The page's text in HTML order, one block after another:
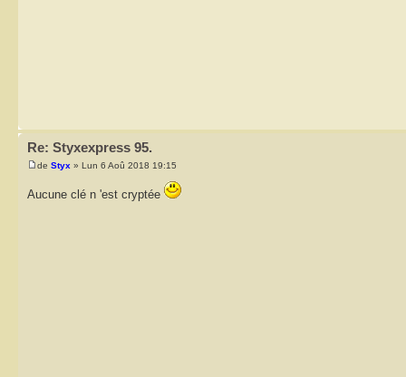
Re: Styxexpress 95.
de Styx » Lun 6 Aoû 2018 19:15
Aucune clé n 'est cryptée